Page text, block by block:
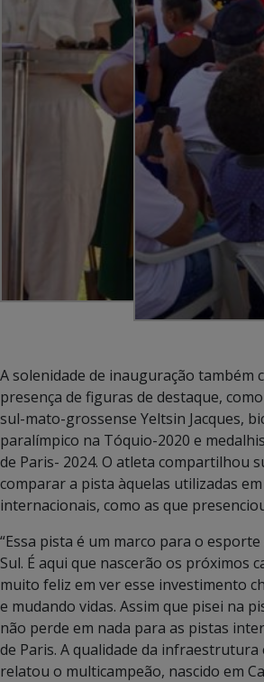
A solenidade de inauguração também
presença de figuras de destaque,
sul-mato-grossense Yeltsin Jacques,
paralímpico na Tóquio-2020 e
de Paris- 2024. O atleta compartilhou
comparar a pista àquelas utilizadas
internacionais, como as que
“Essa pista é um marco para o
Sul. É aqui que nascerão os próximos
muito feliz em ver esse investimento
e mudando vidas. Assim que pisei na
não perde em nada para as pistas
de Paris. A qualidade da infraestrutura
relatou o multicampeão, nascido em